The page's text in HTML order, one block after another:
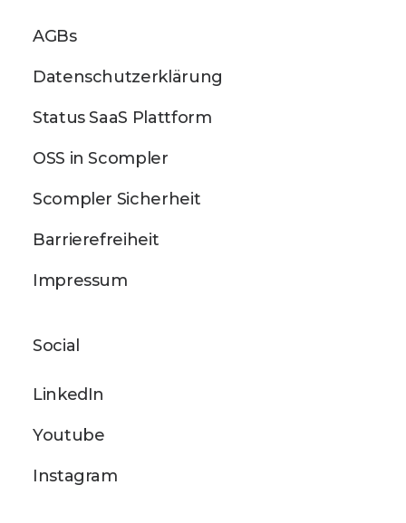
AGBs
Datenschutzerklärung
Status SaaS Plattform
OSS in Scompler
Scompler Sicherheit
Barrierefreiheit
Impressum
Social
LinkedIn
Youtube
Instagram